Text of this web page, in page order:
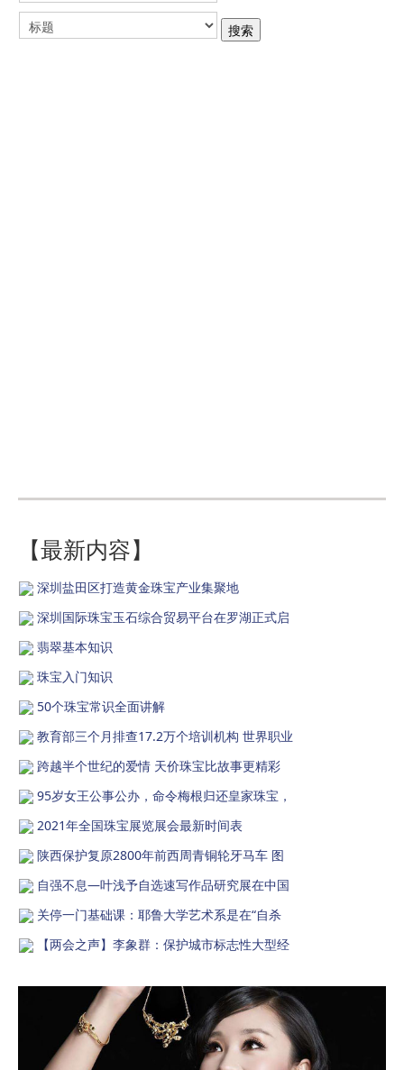
【最新内容】
深圳盐田区打造黄金珠宝产业集聚地
深圳国际珠宝玉石综合贸易平台在罗湖正式启
翡翠基本知识
珠宝入门知识
50个珠宝常识全面讲解
教育部三个月排查17.2万个培训机构 世界职业
跨越半个世纪的爱情 天价珠宝比故事更精彩
95岁女王公事公办，命令梅根归还皇家珠宝，
2021年全国珠宝展览展会最新时间表
陕西保护复原2800年前西周青铜轮牙马车 图
自强不息—叶浅予自选速写作品研究展在中国
关停一门基础课：耶鲁大学艺术系是在“自杀
【两会之声】李象群：保护城市标志性大型经